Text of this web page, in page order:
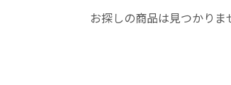
お探しの商品は見つかりま